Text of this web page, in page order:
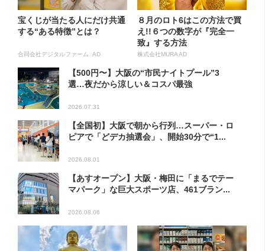
宝くじが当たる人にだけ共通
する“ある特徴”とは？
合同会社デジタルファーム AD
８月のロト6はこの方法で買
え!!６つの数字が『完全一
致』する方法
株式会社MURA AD
【500円〜】大阪の“市民ナイトプール”3
選…夜だから涼しい＆コスパ最強
2026.07.31
【全国初】大阪で朝から行列…スーパー・ロ
ピアで「どデカ抽選会」、開始30分で“1...
2026.08.01
【あすオープン】大阪・梅田に「まるでテー
マパーク」な巨大スポーツ店、461ブラン...
2026.08.06